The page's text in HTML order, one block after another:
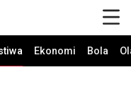
Ekonomi Bola